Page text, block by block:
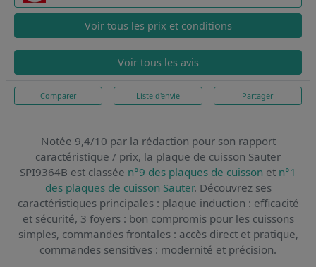
Voir tous les prix et conditions
Voir tous les avis
Comparer Liste d'envie Partager
Notée 9,4/10 par la rédaction pour son rapport
caractéristique / prix, la plaque de cuisson Sauter
SPI9364B est classée n°9 des plaques de cuisson et n°1
des plaques de cuisson Sauter. Découvrez ses
caractéristiques principales : plaque induction : efficacité
et sécurité, 3 foyers : bon compromis pour les cuissons
simples, commandes frontales : accès direct et pratique,
commandes sensitives : modernité et précision.